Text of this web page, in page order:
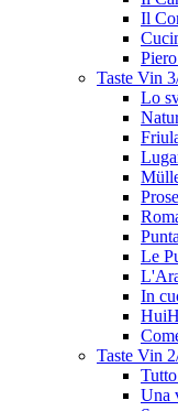
Il
Taste Vin
Lo
Le
In
Taste Vin
Una